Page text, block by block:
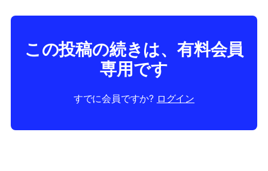
この投稿の続きは、有料会員
専用です
すでに会員ですか? ログイン